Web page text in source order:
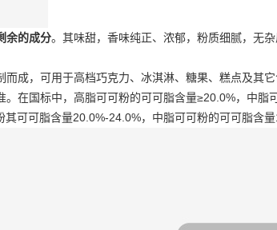
余的成分。其味甜，香味纯正、浓郁，粉质细腻，无
成，可用于高档巧克力、冰淇淋、糖果、糕点及其它
在国标中，高脂可可粉的可可脂含量≥20.0%，中
可可脂含量20.0%-24.0%，中脂可可粉的可可脂含